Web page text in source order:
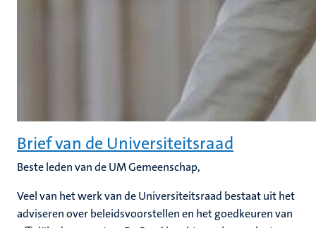
Brief van de Universiteitsraad
Beste leden van de UM Gemeenschap,
Veel van het werk van de Universiteitsraad bestaat uit het
adviseren over beleidsvoorstellen en het goedkeuren van